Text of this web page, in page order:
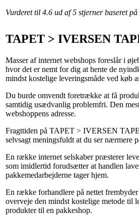
Vurderet til 4.6 ud af 5 stjerner baseret på
TAPET > IVERSEN
Masser af internet webshops foreslår i
hvor det er nemt for dig at hente de
mindst kostelige leveringsmåde ved køb
Du burde omvendt foretrække at få
samtidig usædvanlig problemfri. Den
webshoppens adresse.
Fragttiden på TAPET > IVERSEN
selvsagt meningsfuldt at du ser nærmere
En række internet selskaber præsterer
som imidlertid forudsætter at handlen
pakkemedarbejderne tager hjem.
En række forhandlere på nettet
overveje den mindst kostelige metode til
produkter til en pakkeshop.